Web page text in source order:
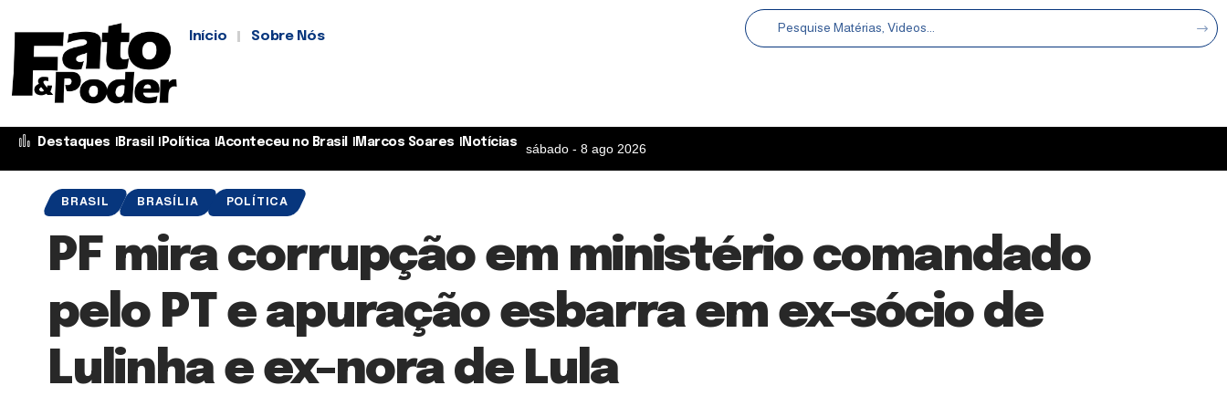
Início Sobre Nós
Destaques Brasil Política Aconteceu no Brasil Marcos Soares Notícias sábado - 8 ago 2026
BRASIL BRASÍLIA POLÍTICA
PF mira corrupção em ministério comandado
pelo PT e apuração esbarra em ex-sócio de
Lulinha e ex-nora de Lula